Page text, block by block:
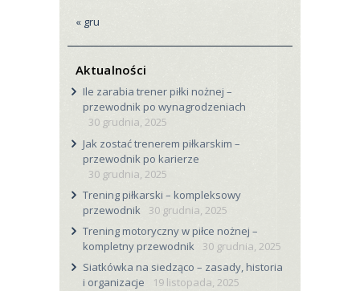
« gru
Aktualności
Ile zarabia trener piłki nożnej –
przewodnik po wynagrodzeniach
30 grudnia, 2025
Jak zostać trenerem piłkarskim –
przewodnik po karierze
30 grudnia, 2025
Trening piłkarski – kompleksowy
przewodnik
30 grudnia, 2025
Trening motoryczny w piłce nożnej –
kompletny przewodnik 30 grudnia, 2025
Siatkówka na siedząco – zasady, historia
i organizacje
19 listopada, 2025